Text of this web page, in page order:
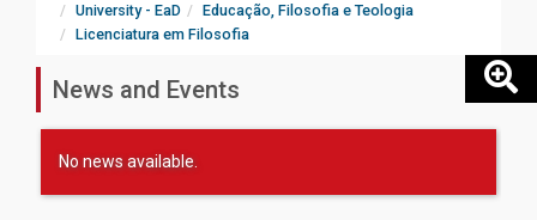
University - EaD
Educação, Filosofia e Teologia
Licenciatura em Filosofia
News and Events
No news available.